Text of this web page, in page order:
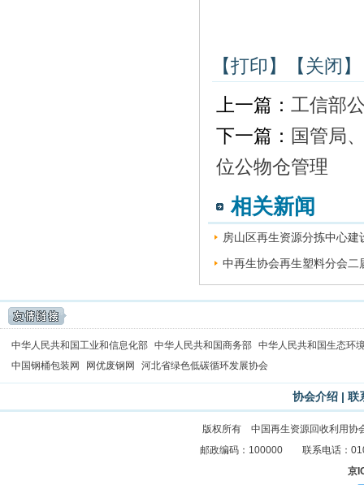
【打印】
【关闭】
上一篇： 工信部
下一篇： 国管局
位公物仓管理
相关新闻
房山区再生资源分拣中心建
中再生协会再生塑料分会二
中华人民共和国工业和信息化部 中华人民共和国商务部 中华人民共和国生态环
中国钢桶包装网
网优废钢网 河北省绿色低碳循环发展协会
协会介绍 | 联
版权所有 中国再生资源回收利用
邮政编码：100000 联系电话：
京